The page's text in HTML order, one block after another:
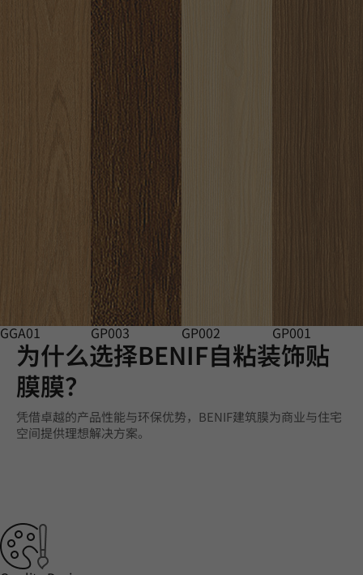
GGA01 GP003 GP002 GP001
为什么选择BENIF自粘装饰贴
膜膜？
凭借卓越的产品性能与环保优势，BENIF建筑膜为商业与住宅
空间提供理想解决方案。